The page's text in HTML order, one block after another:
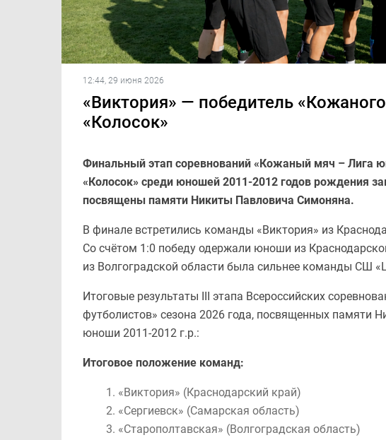
12:44, 29 июня 2026
«Виктория» — победитель
«Колосок»
Финальный этап соревнований «Кожаный мяч – Лига
«Колосок» среди юношей 2011-2012 годов рождения
посвящены памяти Никиты Павловича Симоняна.
В финале встретились команды «Виктория» из
Со счётом 1:0 победу одержали юноши из
из Волгоградской области была сильнее команды СШ
Итоговые результаты III этапа Всероссийских
футболистов» сезона 2026 года, посвященных памяти
юноши 2011-2012 г.р.:
Итоговое положение команд:
«Виктория» (Краснодарский край)
«Сергиевск» (Самарская область)
«Старополтавская» (Волгоградская область)